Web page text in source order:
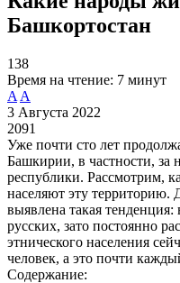
Башкортостан
138
Время на чтение: 7 минут
A A
3 Августа 2022
2091
Уже почти сто лет
Башкирии, в частности, за
республики. Рассмотрим,
населяют эту территорию.
выявлена такая
русских, зато постоянно
этнического населения
человек, а это почти
Содержание: